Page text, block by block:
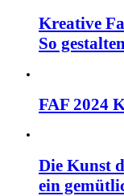
Kreative
So
FAF 2024
Die Kunst
ein